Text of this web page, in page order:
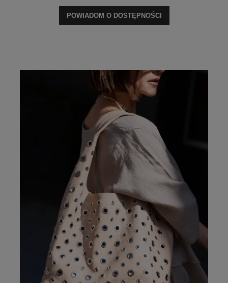
POWIADOM O DOSTĘPNOŚCI